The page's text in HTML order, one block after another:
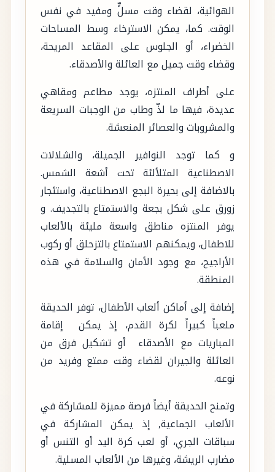
الهوائية، لقضاء وقت مسلٍّ ومفيد في نفس
الوقت. كما، يمكن الاسترخاء وسط المساحات
الخضراء، أو الجلوس على المقاعد المريحة،
وقضاء وقت جميل مع العائلة والأصدقاء.
على أطراف المنتزه، يوجد مطاعم ومقاهي
عديدة، فيها ما لذّ وطاب من الوجبات السريعة
والمشروبات والعصائر المنعشة.
و كما توجد النوافير الجميلة، والشلالات
الاصطناعية المتلألئة تحت أشعة الشمس.
بالاضافة إلى بحيرة البجع الاصطناعية، واستئجار
زورق على شكل بجعة والاستمتاع بالتجديف. و
يوفر المنتزه مناطق واسعة مليئة بالألعاب
للاطفال، ويمكنهم الاستمتاع بالتزحلق أو ركوب
الأراجيح، مع وجود الأمان والسلامة في هذه
المنطقة.
إضافة إلى أماكن ألعاب الأطفال، توفر الحديقة
ملعباً كبيراً لكرة القدم، إذ يمكن إقامة
المباريات مع الأصدقاء أو تشكيل فرق من
العائلة والجيران لقضاء وقت ممتع وفريد من
نوعه.
وتمنح الحديقة أيضاً فرصة مميزة للمشاركة في
الألعاب الجماعية, إذ يمكن المشاركة في
سباقات الجري، أو لعب كرة اليد أو التنس أو
مضارب الريشة، وغيرها من الألعاب المسلية.